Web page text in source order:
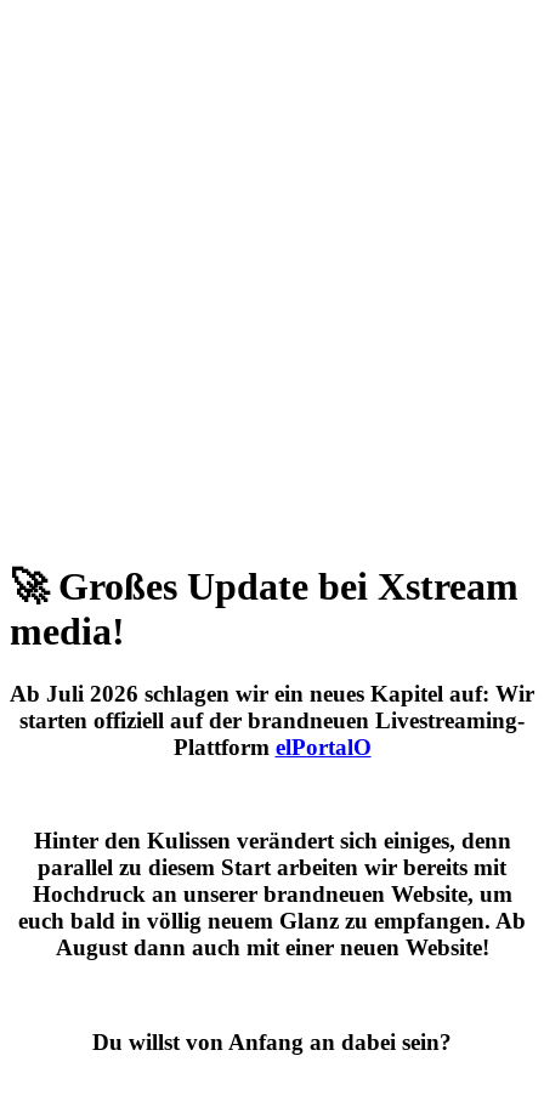
🚀 Großes Update bei Xstream
media!
Ab Juli 2026 schlagen wir ein neues Kapitel auf: Wir
starten offiziell auf der brandneuen Livestreaming-
Plattform elPortalO
Hinter den Kulissen verändert sich einiges, denn
parallel zu diesem Start arbeiten wir bereits mit
Hochdruck an unserer brandneuen Website, um
euch bald in völlig neuem Glanz zu empfangen. Ab
August dann auch mit einer neuen Website!
Du willst von Anfang an dabei sein?